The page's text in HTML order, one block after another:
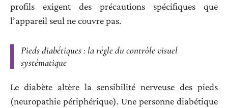
profils exigent des précautions spécifiques que
l’appareil seul ne couvre pas.
Pieds diabétiques : la règle du contrôle visuel
systématique
Le diabète altère la sensibilité nerveuse des pieds
(neuropathie périphérique). Une personne diabétique